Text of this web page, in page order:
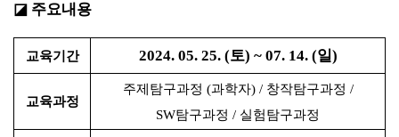
◪ 주요내용
교육기간 2024. 05. 25. (토) ~ 07. 14. (일)
교육과정
주제탐구과정 (과학자) / 창작탐구과정 /
SW탐구과정 / 실험탐구과정